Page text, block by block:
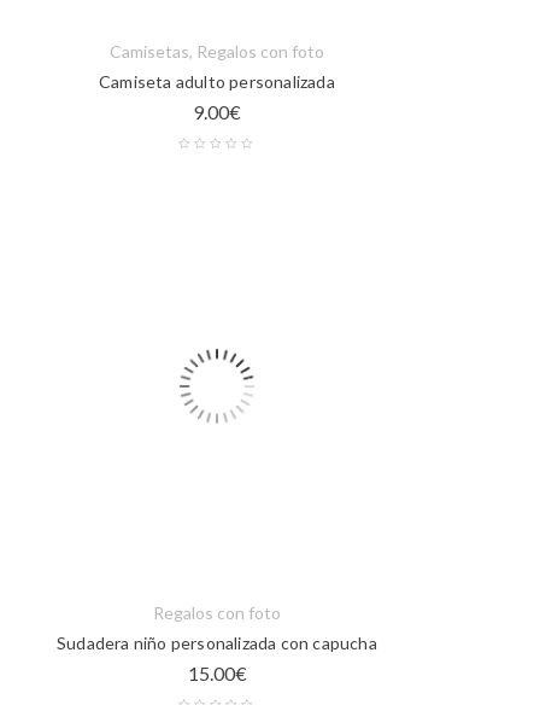
Camisetas, Regalos con foto
Camiseta adulto personalizada
9.00€
Regalos con foto
Sudadera niño personalizada con capucha
15.00€